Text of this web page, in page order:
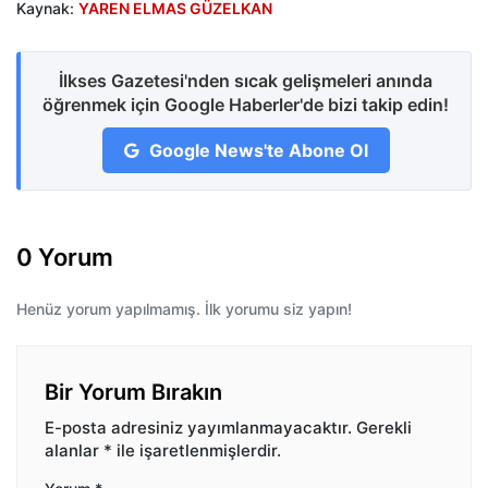
Kaynak: YAREN ELMAS GÜZELKAN
İlkses Gazetesi'nden sıcak gelişmeleri anında
öğrenmek için Google Haberler'de bizi takip edin!
Google News'te Abone Ol
0 Yorum
Henüz yorum yapılmamış. İlk yorumu siz yapın!
Bir Yorum Bırakın
E-posta adresiniz yayımlanmayacaktır. Gerekli
alanlar * ile işaretlenmişlerdir.